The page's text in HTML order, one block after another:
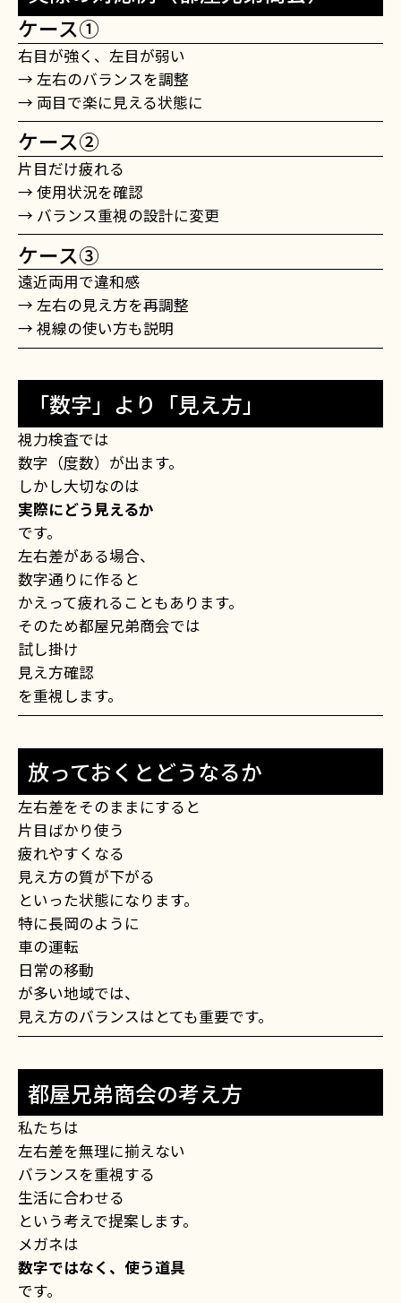
ケース①
右目が強く、左目が弱い
→ 左右のバランスを調整
→ 両目で楽に見える状態に
ケース②
片目だけ疲れる
→ 使用状況を確認
→ バランス重視の設計に変更
ケース③
遠近両用で違和感
→ 左右の見え方を再調整
→ 視線の使い方も説明
「数字」より「見え方」
視力検査では
数字（度数）が出ます。
しかし大切なのは
実際にどう見えるか
です。
左右差がある場合、
数字通りに作ると
かえって疲れることもあります。
そのため都屋兄弟商会では
試し掛け
見え方確認
を重視します。
放っておくとどうなるか
左右差をそのままにすると
片目ばかり使う
疲れやすくなる
見え方の質が下がる
といった状態になります。
特に長岡のように
車の運転
日常の移動
が多い地域では、
見え方のバランスはとても重要です。
都屋兄弟商会の考え方
私たちは
左右差を無理に揃えない
バランスを重視する
生活に合わせる
という考えで提案します。
メガネは
数字ではなく、使う道具
です。